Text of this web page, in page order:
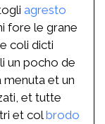
agresto
fore le grane
coli dicti
un pocho de
et un
et tutte
et colbrodo